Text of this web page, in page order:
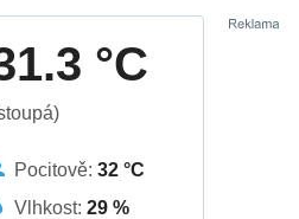
°C
Pocitově:32 °C
Vlhkost:29 %